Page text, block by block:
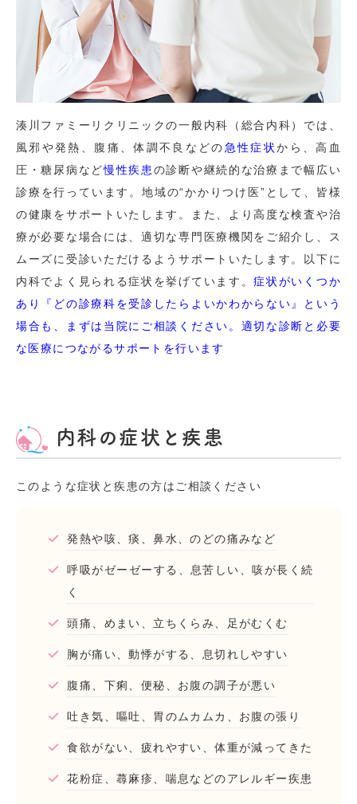
湊川ファミーリクリニックの一般内科（総合内科）では、
風邪や発熱、腹痛、体調不良などの急性症状から、高血
圧・糖尿病など慢性疾患の診断や継続的な治療まで幅広い
診療を行っています。地域の“かかりつけ医”として、皆様
の健康をサポートいたします。また、より高度な検査や治
療が必要な場合には、適切な専門医療機関をご紹介し、ス
ムーズに受診いただけるようサポートいたします。以下に
内科でよく見られる症状を挙げています。症状がいくつか
あり『どの診療科を受診したらよいかわからない』という
場合も、まずは当院にご相談ください。適切な診断と必要
な医療につながるサポートを行います
内科の症状と疾患
このような症状と疾患の方はご相談ください
発熱や咳、痰、鼻水、のどの痛みなど
呼吸がゼーゼーする、息苦しい、咳が長く続
く
頭痛、めまい、立ちくらみ、足がむくむ
胸が痛い、動悸がする、息切れしやすい
腹痛、下痢、便秘、お腹の調子が悪い
吐き気、嘔吐、胃のムカムカ、お腹の張り
食欲がない、疲れやすい、体重が減ってきた
花粉症、蕁麻疹、喘息などのアレルギー疾患